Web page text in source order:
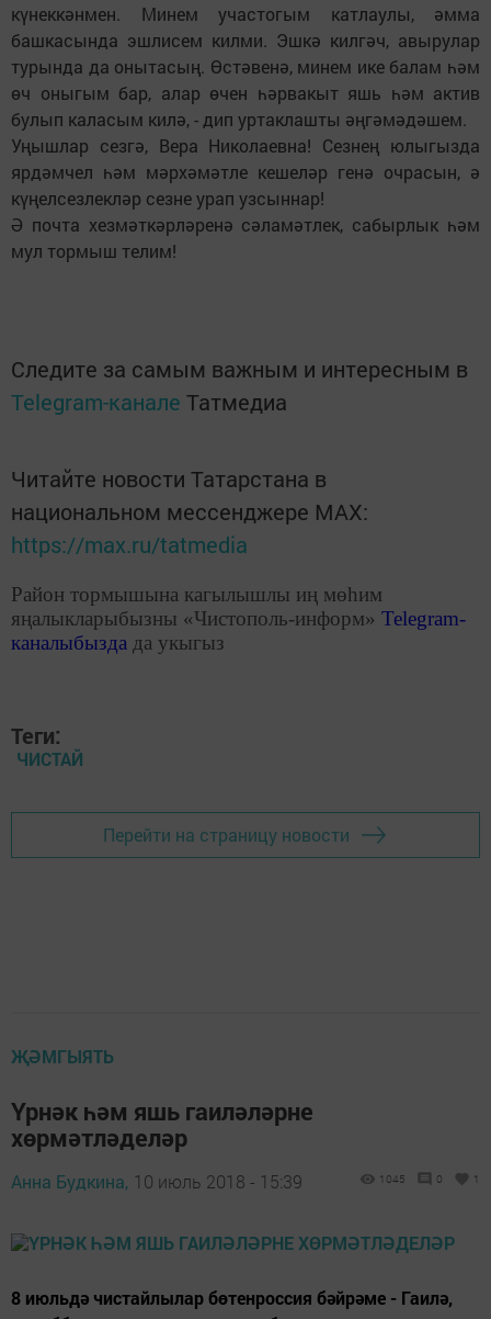
күнеккәнмен. Минем участогым катлаулы, әмма
башкасында эшлисем килми. Эшкә килгәч, авырулар
турында да онытасың. Өстәвенә, минем ике балам һәм
өч оныгым бар, алар өчен һәрвакыт яшь һәм актив
булып каласым килә, - дип уртаклашты әңгәмәдәшем.
Уңышлар сезгә, Вера Николаевна! Сезнең юлыгызда
ярдәмчел һәм мәрхәмәтле кешеләр генә очрасын, ә
күңелсезлекләр сезне урап узсыннар!
Ә почта хезмәткәрләренә сәламәтлек, сабырлык һәм
мул тормыш телим!
Следите за самым важным и интересным в
Telegram-канале Татмедиа
Читайте новости Татарстана в
национальном мессенджере MАХ:
https://max.ru/tatmedia
Район тормышына кагылышлы иң мөһим
яңалыкларыбызны «Чистополь-информ» Telegram-
каналыбызда да укыгыз
Теги:
ЧИСТАЙ
Перейти на страницу новости
ҖӘМГЫЯТЬ
Үрнәк һәм яшь гаиләләрне
хөрмәтләделәр
Анна Будкина, 10 июль 2018 - 15:39 1045 0 1
8 июльдә чистайлылар бөтенроссия бәйрәме - Гаилә,